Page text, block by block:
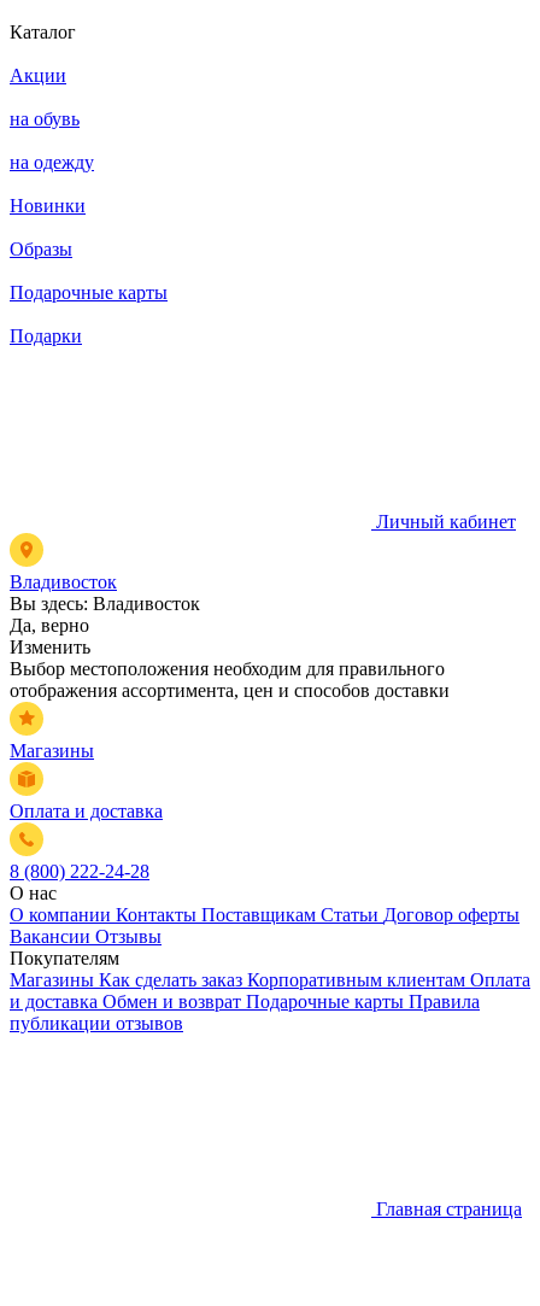
Каталог
Акции
на обувь
на одежду
Новинки
Образы
Подарочные карты
Подарки
Личный кабинет
Владивосток
Вы здесь: Владивосток
Да, верно
Изменить
Выбор местоположения необходим для правильного
отображения ассортимента, цен и способов доставки
Магазины
Оплата и доставка
8 (800) 222-24-28
О нас
О компании Контакты Поставщикам Статьи Договор оферты
Вакансии Отзывы
Покупателям
Магазины Как сделать заказ Корпоративным клиентам Оплата
и доставка Обмен и возврат Подарочные карты Правила
публикации отзывов
Главная страница